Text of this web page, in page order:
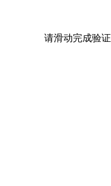
请滑动完成验证